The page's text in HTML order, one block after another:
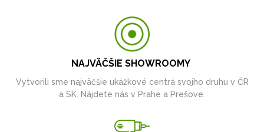
NAJVÄČŠIE SHOWROOMY
Vytvorili sme najväčšie ukážkové centrá svojho druhu v ČR
a SK. Nájdete nás v Prahe a Prešove.